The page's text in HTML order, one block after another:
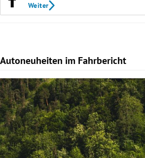
Weiter
Autoneuheiten im Fahrbericht
Slide 1 von 7